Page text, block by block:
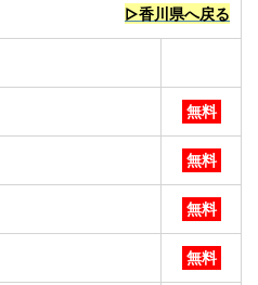
▷香川県へ戻る
無料
無料
無料
無料